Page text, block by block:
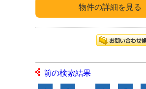
前の検索結果